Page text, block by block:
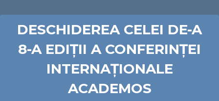
DESCHIDEREA CELEI DE-A
8-A EDIȚII A CONFERINȚEI
INTERNAȚIONALE
ACADEMOS